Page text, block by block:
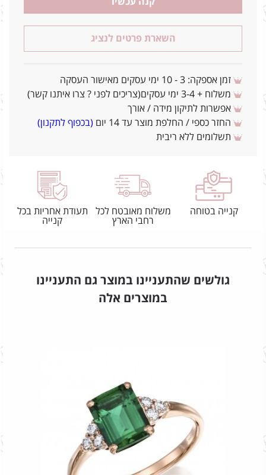
השארת פרטים לנציג
זמן אספקה: 3 - 10 ימי עסקים מאישור העסקה
משלוח + 3-4 ימי עסקים(צריכים לפני ? צרו איתנו קשר)
אפשרות לתיקון מידה / אורך
החזר כספי / החלפת מוצר עד 14 יום
(בכפוף לתקנון)
תשלומים ללא ריבית
קנייה בטוחה
משלוח מאובטח לכל
רחבי הארץ
תעודת אחריות בכל
קנייה
גולשים שהתעניינו במוצר גם התעניינו
במוצרים אלה